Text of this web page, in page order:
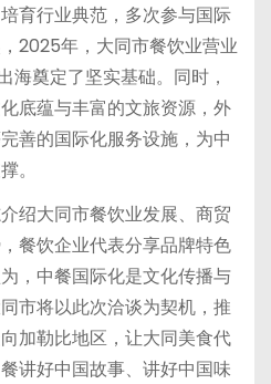
育行业典范，多次参与国际
2025年，大同市餐饮业营业
海奠定了坚实基础。同时，
底蕴与丰富的文旅资源，外
善的国际化服务设施，为中
。
绍大同市餐饮业发展、商贸
餐饮企业代表分享品牌特色
，中餐国际化是文化传播与
市将以此次洽谈为契机，推
加勒比地区，让大同美食代
讲好中国故事、讲好中国味